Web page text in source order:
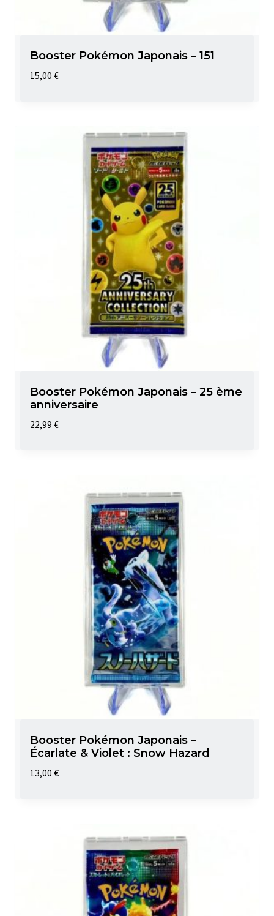
Booster Pokémon Japonais – 151
15,00 €
Booster Pokémon Japonais – 25 ème
anniversaire
22,99 €
Booster Pokémon Japonais –
Écarlate & Violet : Snow Hazard
13,00 €